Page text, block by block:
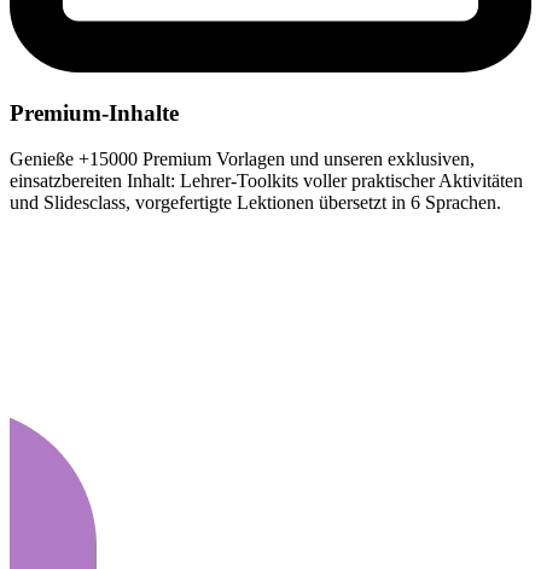
Premium-Inhalte
Genieße +15000 Premium Vorlagen und unseren exklusiven,
einsatzbereiten Inhalt: Lehrer-Toolkits voller praktischer Aktivitäten
und Slidesclass, vorgefertigte Lektionen übersetzt in 6 Sprachen.